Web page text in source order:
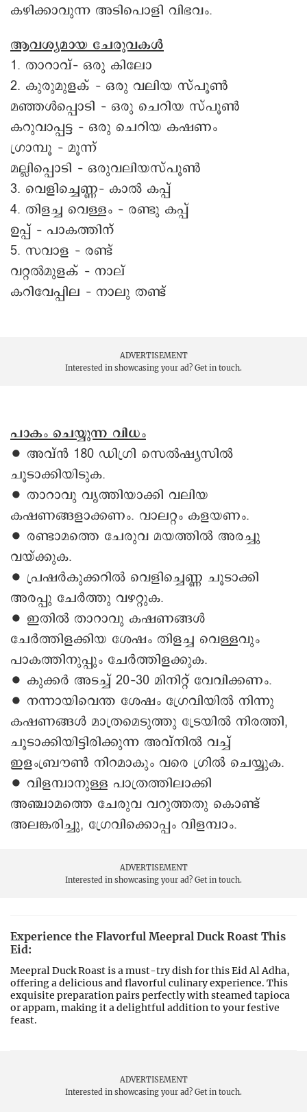
കഴിക്കാവുന്ന അടിപൊളി വിഭവം.
ആവശ്യമായ ചേരുവകൾ
1. താറാവ്– ഒരു കിലോ
2. കുരുമുളക് – ഒരു വലിയ സ്പൂൺ
മഞ്ഞൾപ്പൊടി – ഒരു ചെറിയ സ്പൂണ്‍
കറുവാപ്പട്ട – ഒരു ചെറിയ കഷണം
ഗ്രാമ്പൂ – മൂന്ന്
മല്ലിപ്പൊടി – ഒരുവലിയസ്പൂൺ
3. വെളിച്ചെണ്ണ– കാൽ കപ്പ്
4. തിളച്ച വെള്ളം – രണ്ടു കപ്പ്
ഉപ്പ് – പാകത്തിന്
5. സവാള – രണ്ട്
വറ്റൽമുളക് – നാല്
കറിവേപ്പില – നാലു തണ്ട്
ADVERTISEMENT
Interested in showcasing your ad? Get in touch.
പാകം ചെയ്യുന്ന വിധം
∙ അവ്ൻ 180 ഡിഗ്രി സെൽഷ്യസിൽ
ചൂടാക്കിയിടുക.
∙ താറാവു വൃത്തിയാക്കി വലിയ
കഷണങ്ങളാക്കണം. വാലറ്റം കളയണം.
∙ രണ്ടാമത്തെ ചേരുവ മയത്തിൽ അരച്ചു
വയ്ക്കുക.
∙ പ്രഷർകുക്കറിൽ വെളിച്ചെണ്ണ ചൂടാക്കി
അരപ്പു ചേർത്തു വഴറ്റുക.
∙ ഇതിൽ താറാവു കഷണങ്ങൾ
ചേർത്തിളക്കിയ ശേഷം തിളച്ച വെള്ളവും
പാകത്തിനുപ്പും ചേർത്തിളക്കുക.
∙ കുക്കർ അടച്ച് 20–30 മിനിറ്റ് വേവിക്കണം.
∙ നന്നായിവെന്ത ശേഷം ഗ്രേവിയിൽ നിന്നു
കഷണങ്ങൾ മാത്രമെടുത്തു ട്രേയിൽ നിരത്തി,
ചൂടാക്കിയിട്ടിരിക്കുന്ന അവ്നിൽ വച്ച്
ഇളംബ്രൗൺ നിറമാകും വരെ ഗ്രിൽ ചെയ്യുക.
∙ വിളമ്പാനുള്ള പാത്രത്തിലാക്കി
അഞ്ചാമത്തെ ചേരുവ വറുത്തതു കൊണ്ട്
അലങ്കരിച്ചു, ഗ്രേവിക്കൊപ്പം വിളമ്പാം.
ADVERTISEMENT
Interested in showcasing your ad? Get in touch.
Experience the Flavorful Meepral Duck Roast This
Eid:
Meepral Duck Roast is a must-try dish for this Eid Al Adha,
offering a delicious and flavorful culinary experience. This
exquisite preparation pairs perfectly with steamed tapioca
or appam, making it a delightful addition to your festive
feast.
ADVERTISEMENT
Interested in showcasing your ad? Get in touch.